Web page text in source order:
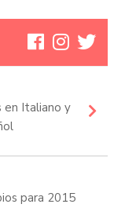
Italiano y
para 2015